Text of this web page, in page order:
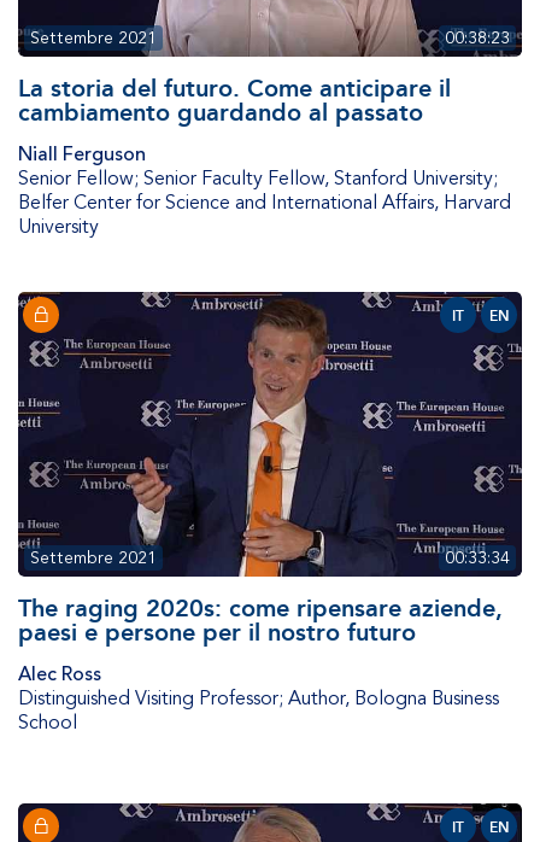
00:38:23
Settembre 2021
La storia del futuro. Come anticipare il
cambiamento guardando al passato
Niall Ferguson
Senior Fellow; Senior Faculty Fellow, Stanford University;
Belfer Center for Science and International Affairs, Harvard
University
IT EN
00:33:34
Settembre 2021
The raging 2020s: come ripensare aziende,
paesi e persone per il nostro futuro
Alec Ross
Distinguished Visiting Professor; Author, Bologna Business
School
IT EN